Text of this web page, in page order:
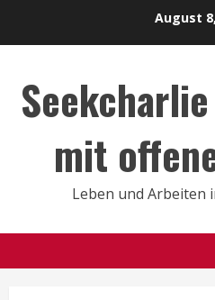
August
mit
Leben und Arbeiten